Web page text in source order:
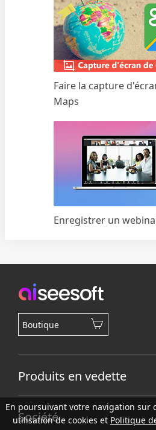
Faire la capture
Maps
Enregistrer un
Boutique
Produits en vedette
Société
En poursuivant votre navigation sur
utilisation de cookies et Politique